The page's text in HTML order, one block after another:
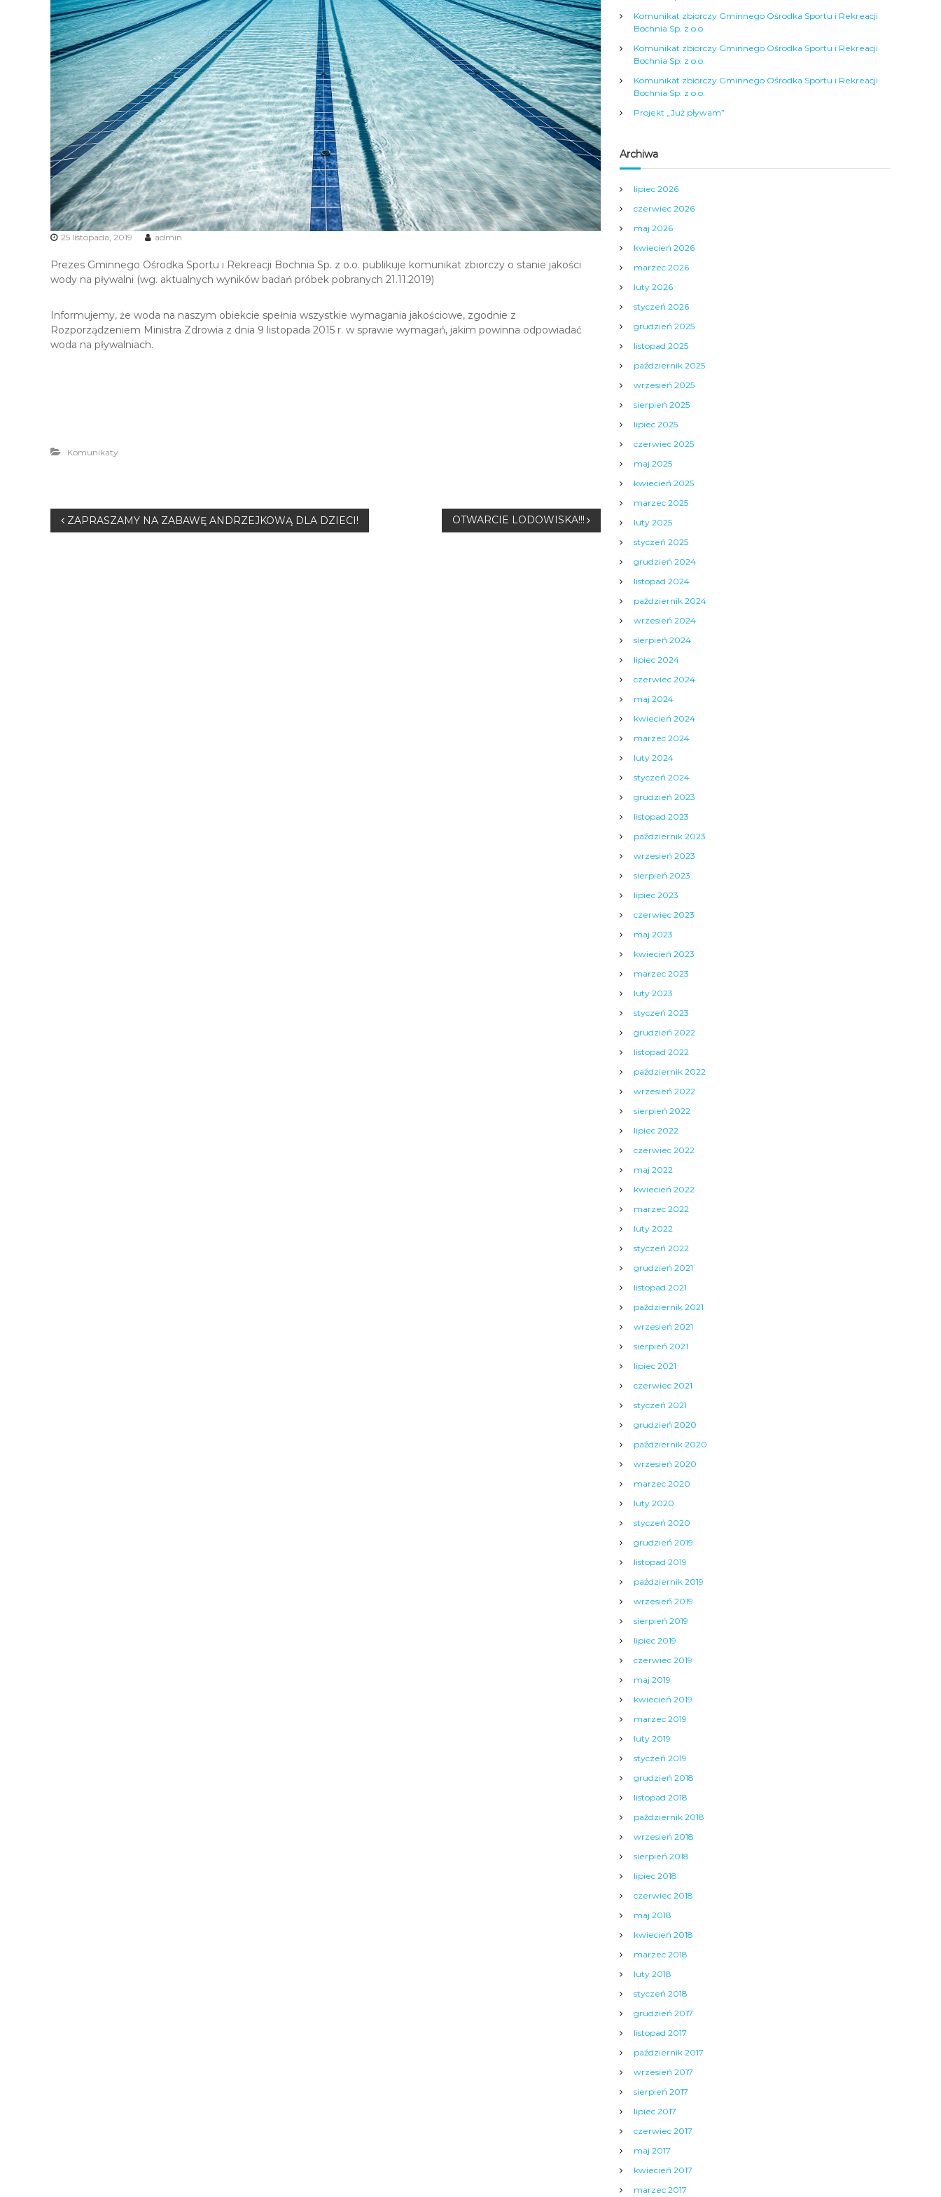
i
R
e
k
r
e
a
c
j
i
25 listopada, 2019 admin
Prezes Gminnego Ośrodka Sportu i Rekreacji Bochnia Sp. z o.o. publikuje komunikat zbiorczy o stanie jakości
wody na pływalni (wg. aktualnych wyników badań próbek pobranych 21.11.2019)
Informujemy, że woda na naszym obiekcie spełnia wszystkie wymagania jakościowe, zgodnie z
Rozporządzeniem Ministra Zdrowia z dnia 9 listopada 2015 r. w sprawie wymagań, jakim powinna odpowiadać
woda na pływalniach.
Komunikaty
N ZAPRASZAMY NA ZABAWĘ ANDRZEJKOWĄ DLA DZIECI! OTWARCIE LODOWISKA!!!
Komunikat zbiorczy Gminnego Ośrodka Sportu i Rekreacji
Bochnia Sp. z o.o.
Komunikat zbiorczy Gminnego Ośrodka Sportu i Rekreacji
Bochnia Sp. z o.o.
Komunikat zbiorczy Gminnego Ośrodka Sportu i Rekreacji
Bochnia Sp. z o.o.
Projekt „Już pływam”
Archiwa
lipiec 2026
czerwiec 2026
maj 2026
kwiecień 2026
marzec 2026
luty 2026
styczeń 2026
grudzień 2025
listopad 2025
październik 2025
wrzesień 2025
sierpień 2025
lipiec 2025
czerwiec 2025
maj 2025
kwiecień 2025
marzec 2025
luty 2025
styczeń 2025
grudzień 2024
listopad 2024
październik 2024
wrzesień 2024
sierpień 2024
lipiec 2024
czerwiec 2024
maj 2024
kwiecień 2024
marzec 2024
luty 2024
styczeń 2024
grudzień 2023
listopad 2023
październik 2023
wrzesień 2023
sierpień 2023
lipiec 2023
czerwiec 2023
maj 2023
kwiecień 2023
marzec 2023
luty 2023
styczeń 2023
grudzień 2022
listopad 2022
październik 2022
wrzesień 2022
sierpień 2022
lipiec 2022
czerwiec 2022
maj 2022
kwiecień 2022
marzec 2022
luty 2022
styczeń 2022
grudzień 2021
listopad 2021
październik 2021
wrzesień 2021
sierpień 2021
lipiec 2021
czerwiec 2021
styczeń 2021
grudzień 2020
październik 2020
wrzesień 2020
marzec 2020
luty 2020
styczeń 2020
grudzień 2019
listopad 2019
październik 2019
wrzesień 2019
sierpień 2019
lipiec 2019
czerwiec 2019
maj 2019
kwiecień 2019
marzec 2019
luty 2019
styczeń 2019
grudzień 2018
listopad 2018
październik 2018
wrzesień 2018
sierpień 2018
lipiec 2018
czerwiec 2018
maj 2018
kwiecień 2018
marzec 2018
luty 2018
styczeń 2018
grudzień 2017
listopad 2017
październik 2017
wrzesień 2017
sierpień 2017
lipiec 2017
czerwiec 2017
maj 2017
kwiecień 2017
marzec 2017